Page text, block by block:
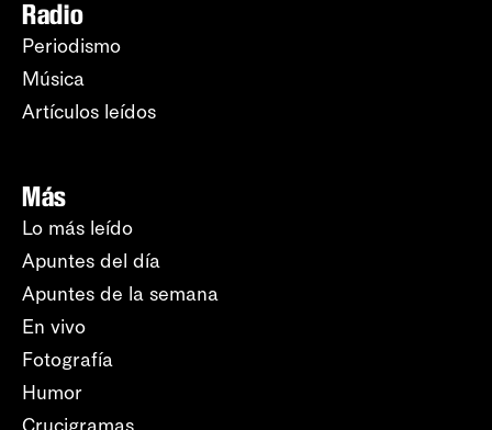
Radio
Periodismo
Música
Artículos leídos
Más
Lo más leído
Apuntes del día
Apuntes de la semana
En vivo
Fotografía
Humor
Crucigramas